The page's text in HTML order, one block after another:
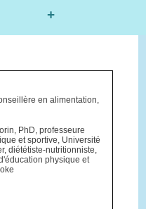
+
en alimentation,
PhD, professeure
et sportive, Université
diététiste-nutritionniste,
physique et